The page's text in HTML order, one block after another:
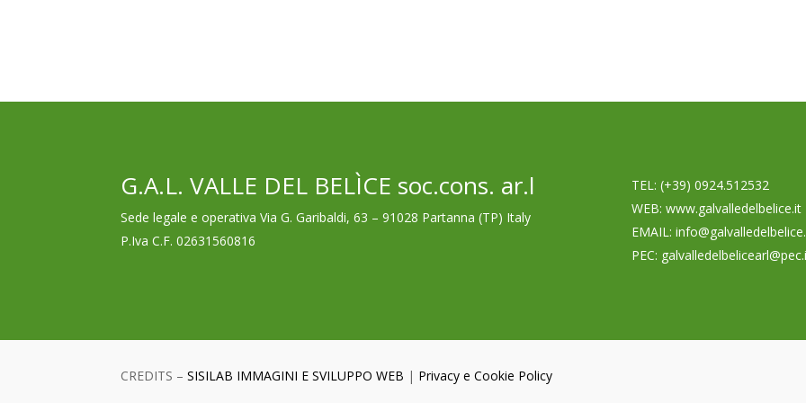
G.A.L. VALLE DEL BELÌCE soc.cons. ar.l
Sede legale e operativa Via G. Garibaldi, 63 – 91028 Partanna (TP) Italy
P.Iva C.F. 02631560816
TEL: (+39) 0924.512532
WEB: www.galvalledelbelice.it
EMAIL:
PEC:
CREDITS –SISILAB IMMAGINI E SVILUPPO WEB | Privacy e Cookie Policy